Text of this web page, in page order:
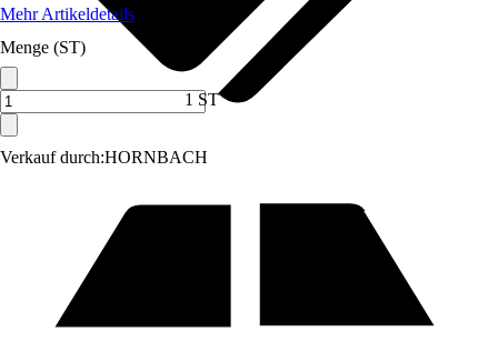
Verkauf durch:HORNBACH
Mehr Artikeldetails
Menge (ST)
1 ST